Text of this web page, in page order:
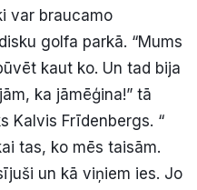
var braucamo
golfa parkā. “Mums
kaut ko. Un tad bija
ka jāmēģina!” tā
Kalvis Frīdenbergs. “
tas, ko mēs taisām.
un kā viņiem ies. Jo